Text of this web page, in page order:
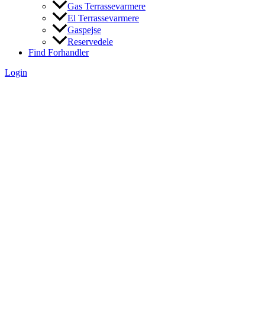
Gas Terrassevarmere
El Terrassevarmere
Gaspejse
Reservedele
Find Forhandler
Login